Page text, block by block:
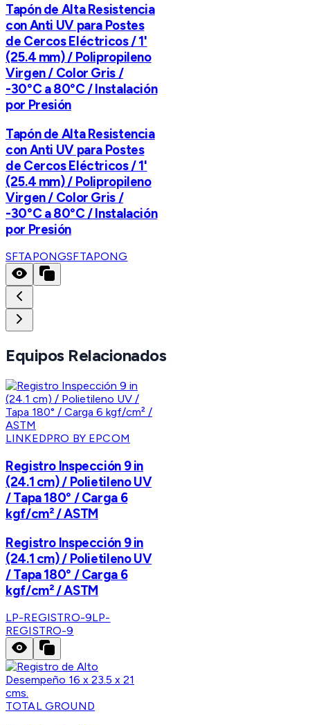
Tapón de Alta Resistencia
con Anti UV para Postes
de Cercos Eléctricos / 1'
(25.4 mm) / Polipropileno
Virgen / Color Gris /
-30°C a 80°C / Instalación
por Presión
Tapón de Alta Resistencia
con Anti UV para Postes
de Cercos Eléctricos / 1'
(25.4 mm) / Polipropileno
Virgen / Color Gris /
-30°C a 80°C / Instalación
por Presión
SFTAPONGSFTAPONG
Equipos Relacionados
LINKEDPRO BY EPCOM
Registro Inspección 9 in
(24.1 cm) / Polietileno UV
/ Tapa 180° / Carga 6
kgf/cm² / ASTM
Registro Inspección 9 in
(24.1 cm) / Polietileno UV
/ Tapa 180° / Carga 6
kgf/cm² / ASTM
LP-REGISTRO-9LP-
REGISTRO-9
TOTAL GROUND